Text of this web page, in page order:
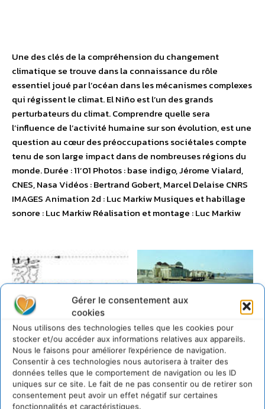
Gérer le consentement aux
cookies
Nous utilisons des technologies telles que les cookies pour
stocker et/ou accéder aux informations relatives aux appareils.
Nous le faisons pour améliorer l’expérience de navigation.
Consentir à ces technologies nous autorisera à traiter des
données telles que le comportement de navigation ou les ID
uniques sur ce site. Le fait de ne pas consentir ou de retirer son
consentement peut avoir un effet négatif sur certaines
fonctionnalités et caractéristiques.
Une des clés de la compréhension du changement
climatique se trouve dans la connaissance du rôle
essentiel joué par l’océan dans les mécanismes complexes
qui régissent le climat. El Niño est l’un des grands
perturbateurs du climat. Comprendre quelle sera
l’influence de l’activité humaine sur son évolution, est une
question au cœur des préoccupations sociétales compte
tenu de son large impact dans de nombreuses régions du
monde. Durée : 11’01 Photos : base indigo, Jérome Vialard,
CNES, Nasa Vidéos : Bertrand Gobert, Marcel Delaise CNRS
IMAGES Animation 2d : Luc Markiw Musiques et habillage
sonore : Luc Markiw Réalisation et montage : Luc Markiw